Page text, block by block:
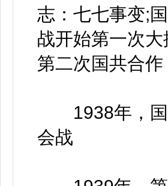
志：七七事变;
战开始第一次
第二次国共合作
1938年，国
会战